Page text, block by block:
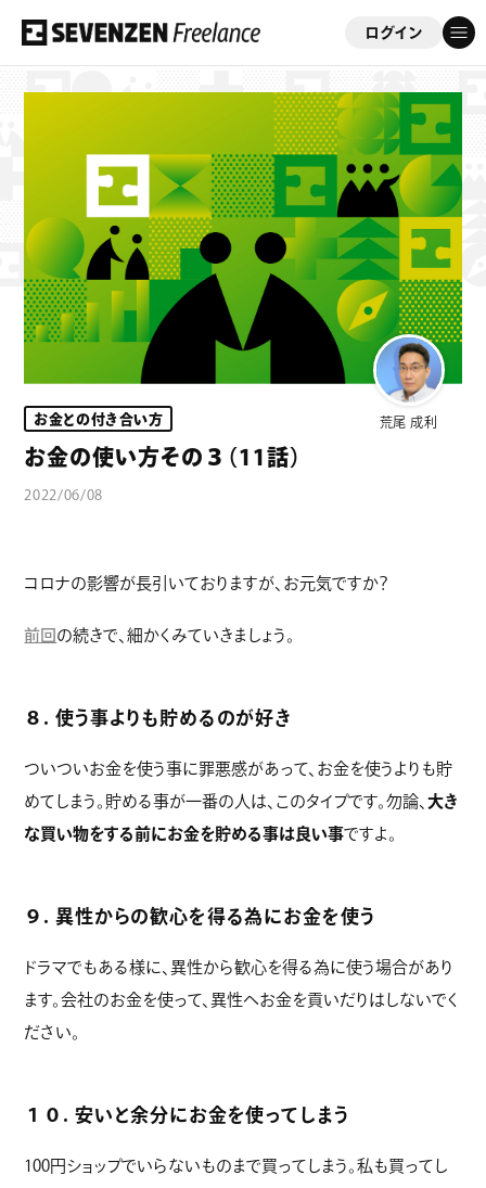
ログイン
フリーコンサルを応援する会員制サイト
ゲスト さん
このサイトについて
案件情報
ビジネスサポート
コラム
荒尾 成利
お金との付き合い方
お金の使い方その３（11話）
2022/06/08
コロナの影響が長引いておりますが、お元気ですか？
前回 の続きで、細かくみていきましょう。
８. 使う事よりも貯めるのが好き
ついついお金を使う事に罪悪感があって、お金を使うよりも貯
めてしまう。貯める事が一番の人は、このタイプです。勿論、大き
な買い物をする前にお金を貯める事は良い事ですよ。
９. 異性からの歓心を得る為にお金を使う
ドラマでもある様に、異性から歓心を得る為に使う場合があり
ます。会社のお金を使って、異性へお金を貢いだりはしないでく
ださい。
１０. 安いと余分にお金を使ってしまう
100円ショップでいらないものまで買ってしまう。私も買ってし